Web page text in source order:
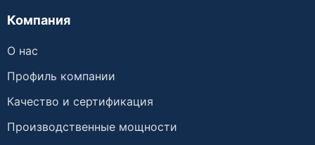
Компания
О нас
Профиль компании
Качество и сертификация
Производственные мощности